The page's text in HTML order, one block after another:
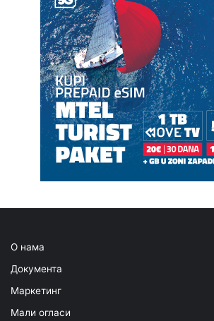
О нама
Документа
Маркетинг
Мали огласи